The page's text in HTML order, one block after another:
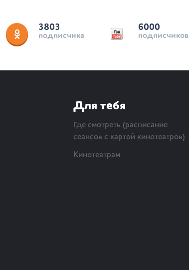
3803
подписчика
6000
подписчиков
Для тебя
Где смотреть (расписание
сеансов с картой кинотеатров)
Кинотеатрам